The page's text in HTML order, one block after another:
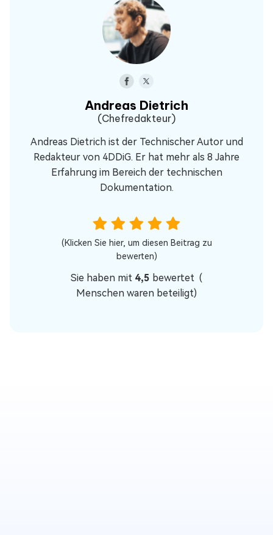
Andreas Dietrich
(Chefredakteur)
Andreas Dietrich ist der Technischer Autor und
Redakteur von 4DDiG. Er hat mehr als 8 Jahre
Erfahrung im Bereich der technischen
Dokumentation.
(Klicken Sie hier, um diesen Beitrag zu
bewerten)
Sie haben mit 4,5 bewertet (
Menschen waren beteiligt)